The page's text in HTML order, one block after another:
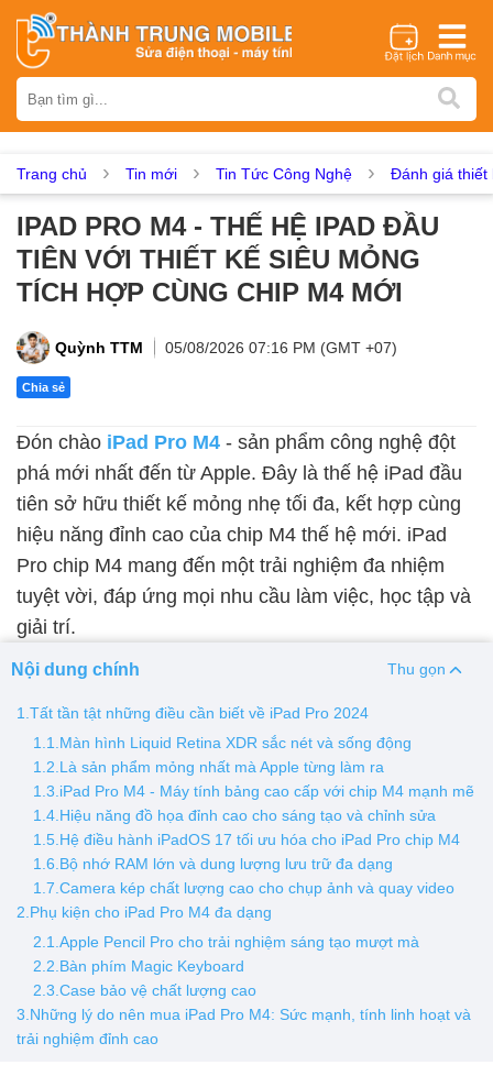
iPhone Samsung Oppo Xiaomi Realme Vivo
Asus Sony Vertu LG Tecno
Dịch vụ sửa chữa
Thay màn hình Thay camera
Thay mic Thay rung Thay main Unlock - Mở Khoá
Màn hình Vsmart Màn hình Google Pixel
Thay pin
Pin iPhone Pin Samsumg Pin Oppo Pin Xiaomi
Pin Realme
Vỏ Huawei Vỏ Vivo
Trang chủ Tin mới Tin Tức Công Nghệ Đánh giá thiết
IPAD PRO M4 - THẾ HỆ IPAD ĐẦU
TIÊN VỚI THIẾT KẾ SIÊU MỎNG
TÍCH HỢP CÙNG CHIP M4 MỚI
Quỳnh TTM 05/08/2026 07:16 PM (GMT +07)
Chia sẻ
Đón chào iPad Pro M4 - sản phẩm công nghệ đột
phá mới nhất đến từ Apple. Đây là thế hệ iPad đầu
tiên sở hữu thiết kế mỏng nhẹ tối đa, kết hợp cùng
hiệu năng đỉnh cao của chip M4 thế hệ mới. iPad
Pro chip M4 mang đến một trải nghiệm đa nhiệm
tuyệt vời, đáp ứng mọi nhu cầu làm việc, học tập và
giải trí.
Nội dung chính Thu gọn
1.Tất tần tật những điều cần biết về iPad Pro 2024
1.1.Màn hình Liquid Retina XDR sắc nét và sống động
1.2.Là sản phẩm mỏng nhất mà Apple từng làm ra
1.3.iPad Pro M4 - Máy tính bảng cao cấp với chip M4 mạnh mẽ
1.4.Hiệu năng đồ họa đỉnh cao cho sáng tạo và chỉnh sửa
1.5.Hệ điều hành iPadOS 17 tối ưu hóa cho iPad Pro chip M4
1.6.Bộ nhớ RAM lớn và dung lượng lưu trữ đa dạng
1.7.Camera kép chất lượng cao cho chụp ảnh và quay video
2.Phụ kiện cho iPad Pro M4 đa dạng
2.1.Apple Pencil Pro cho trải nghiệm sáng tạo mượt mà
2.2.Bàn phím Magic Keyboard
2.3.Case bảo vệ chất lượng cao
3.Những lý do nên mua iPad Pro M4: Sức mạnh, tính linh hoạt và
trải nghiệm đỉnh cao